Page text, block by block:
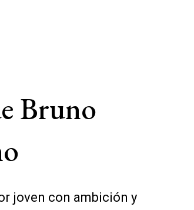
Bruno
joven con ambición y